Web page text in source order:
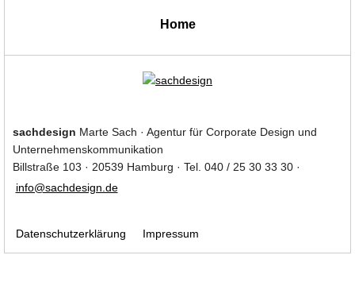
Home
sachdesign Marte Sach · Agentur für Corporate Design und
Unternehmenskommunikation
Billstraße 103 · 20539 Hamburg · Tel. 040 / 25 30 33 30 ·
info@sachdesign.de
Datenschutzerklärung Impressum